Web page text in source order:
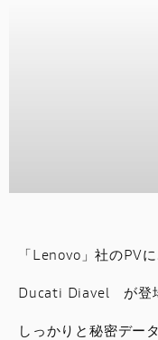
「Lenovo」社のPVに
Ducati Diavel が登
しっかりと秘密デー